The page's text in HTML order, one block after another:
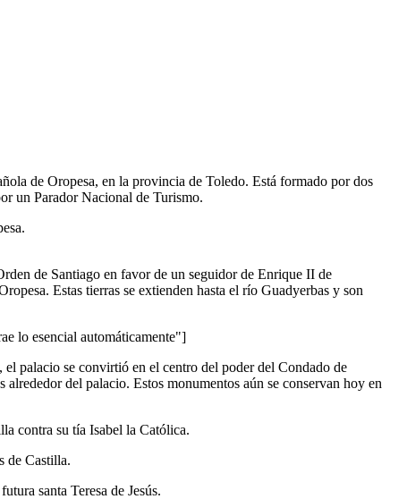
de Oropesa, en la provincia de Toledo. Está formado por dos
un Parador Nacional de Turismo.
de Santiago en favor de un seguidor de Enrique II de
Estas tierras se extienden hasta el río Guadyerbas y son
lo esencial automáticamente"]
palacio se convirtió en el centro del poder del Condado de
del palacio. Estos monumentos aún se conservan hoy en
contra su tía Isabel la Católica.
de Castilla.
santa Teresa de Jesús.